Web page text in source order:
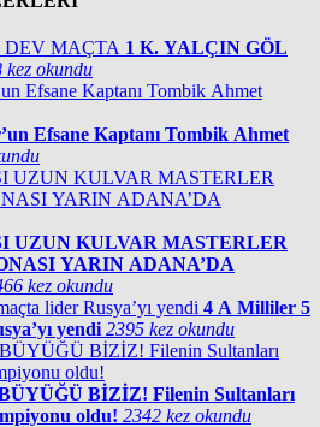
1 K. YALÇIN GÖL
kez okundu
Efsane Kaptanı Tombik Ahmet
UZUN KULVAR MASTERLER
YARIN ADANA’DA
kez okundu
4 A Milliler 5
yendi 2395 kez okundu
BİZİZ! Filenin Sultanları
oldu! 2342 kez okundu